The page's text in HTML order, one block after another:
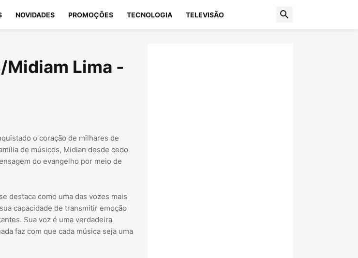
NOVIDADES PROMOÇÕES TECNOLOGIA TELEVISÃO
Lima -
o coração de milhares de
de músicos, Midian desde cedo
do evangelho por meio de
destaca como uma das vozes mais
capacidade de transmitir emoção
Sua voz é uma verdadeira
faz com que cada música seja uma